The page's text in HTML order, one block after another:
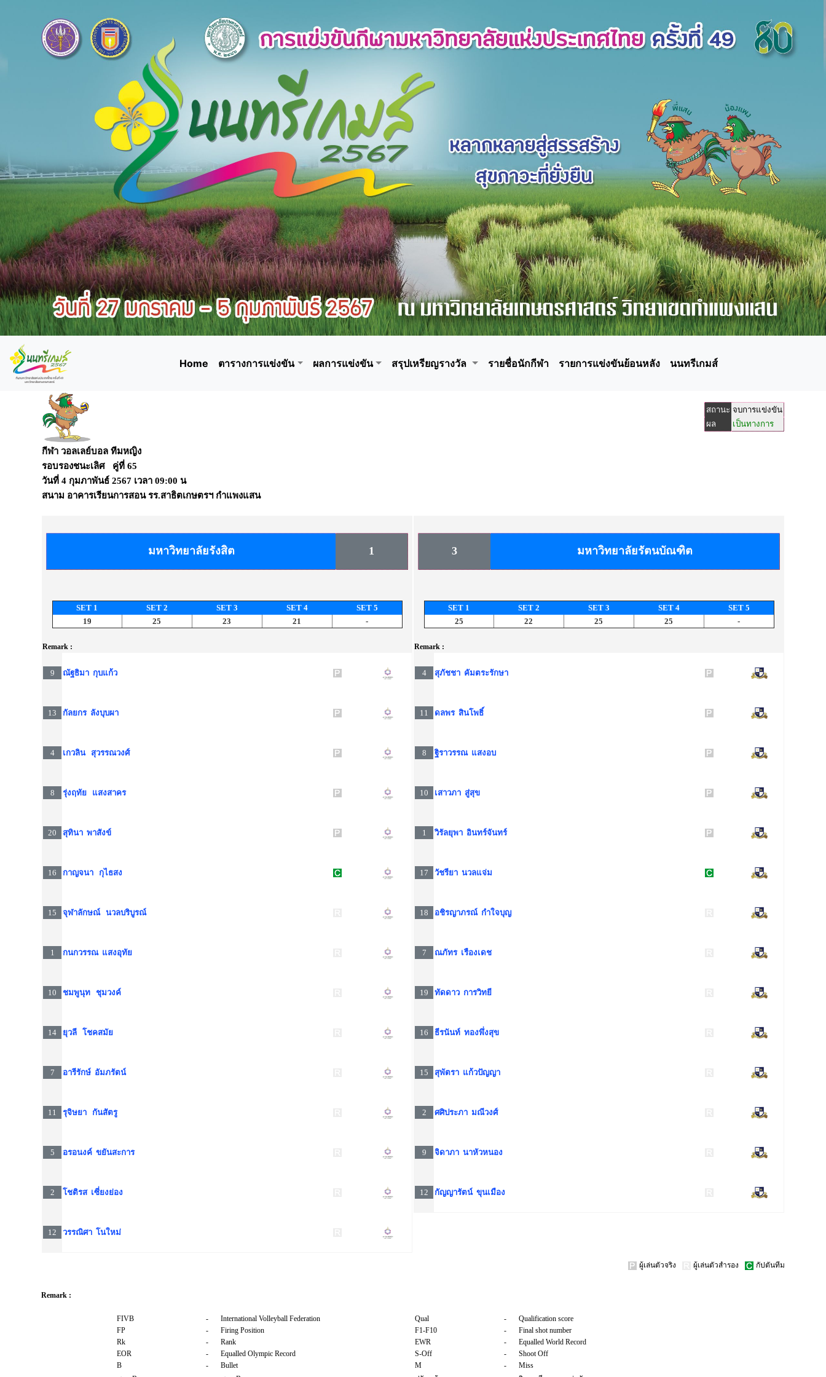
Home ตารางการแข่งขัน ผลการแข่งขัน สรุปเหรียญรางวัล รายชื่อนักกีฬา รายการแข่งขันย้อนหลัง นนทรีเกมส์
สถานะ จบการแข่งขัน
ผล
เป็นทางการ
กีฬา วอลเลย์บอล ทีมหญิง
รอบรองชนะเลิศ คู่ที่ 65
วันที่ 4 กุมภาพันธ์ 2567 เวลา 09:00 น
สนาม อาคารเรียนการสอน รร.สาธิตเกษตรฯ กำแพงแสน
มหาวิทยาลัยรังสิต 1
SET 1 SET 2 SET 3 SET 4
SET 5
19
25 23 21 -
Remark :
9 ณัฐธิมา กุบแก้ว
13 กัลยกร ลังบุบผา
4 เกวลิน สุวรรณวงศ์
8 รุ่งฤทัย แสงสาคร
20 สุทินา พาสังข์
16 กาญจนา กุไธสง
15 จุฬาลักษณ์ นวลบริบูรณ์
1 กนกวรรณ แสงอุทัย
10 ชมพูนุท ชุมวงค์
14 ยุวลี โชคสมัย
7 อารีรักษ์ อัมภรัตน์
11 รุจิษยา กันสัตรู
5 อรอนงค์ ขยันสะการ
2 โชติรส เซี่ยงย่อง
12 วรรณิศา โนใหม่
3 มหาวิทยาลัยรัตนบัณฑิต
SET 1 SET 2 SET 3 SET 4
SET 5
25
22 25 25 -
Remark :
4 สุภัชชา คัมตระรักษา
11 ดลพร สินโพธิ์
8 ฐิราวรรณ แสงอบ
10 เสาวภา สู่สุข
1 วิรัลยุพา อินทร์จันทร์
17 วัชรียา นวลแจ่ม
18 อชิรญาภรณ์ กำใจบุญ
7 ณภัทร เรืองเดช
19 ทัดดาว การวิทยี
16 ธีรนันท์ ทองพึ่งสุข
15 สุพัตรา แก้วปัญญา
2 ศศิประภา มณีวงศ์
9 จิดาภา นาหัวหนอง
12 กัญญารัตน์ ขุนเมือง
ผู้เล่นตัวจริง ผู้เล่นตัวสำรอง กัปตันทีม
Remark :
FIVB - International Volleyball Federation Qual -
Qualification score
FP
- Firing Position F1-F10 -
Final shot number
Rk
- Rank EWR -
Equalled World Record
EOR
- Equalled Olympic Record S-Off -
Shoot Off
B
- Bullet M -
Miss